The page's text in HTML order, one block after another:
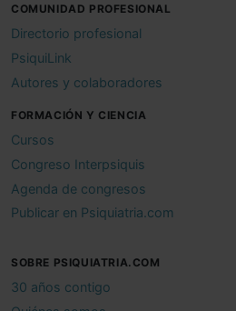
COMUNIDAD PROFESIONAL
Directorio profesional
PsiquiLink
Autores y colaboradores
FORMACIÓN Y CIENCIA
Cursos
Congreso Interpsiquis
Agenda de congresos
Publicar en Psiquiatria.com
SOBRE PSIQUIATRIA.COM
30 años contigo